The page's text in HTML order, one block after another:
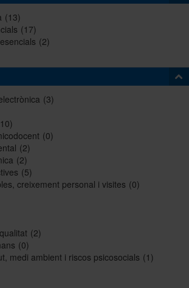
Autoaprenentatge
Ajuts
Històric i memòries
(13)
(17)
(2)
(3)
(0)
(2)
(2)
(5)
creixement personal i visites (0)
(2)
(0)
medi ambient i riscos psicosocials (1)